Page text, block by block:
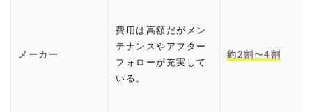
メーカー
費用は高額だがメン
テナンスやアフター
フォローが充実して
いる。
約2割〜4割